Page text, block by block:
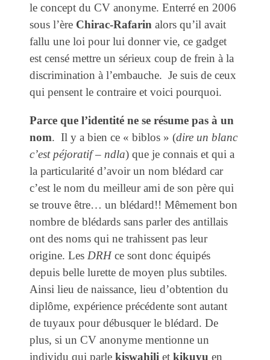
le concept du CV anonyme. Enterré en 2006
sous l’ère Chirac-Rafarin alors qu’il avait
fallu une loi pour lui donner vie, ce gadget
est censé mettre un sérieux coup de frein à la
discrimination à l’embauche. Je suis de ceux
qui pensent le contraire et voici pourquoi.
Parce que l’identité ne se résume pas à un
nom. Il y a bien ce « biblos » (dire un blanc
c’est péjoratif – ndla) que je connais et qui a
la particularité d’avoir un nom blédard car
c’est le nom du meilleur ami de son père qui
se trouve être… un blédard!! Mêmement bon
nombre de blédards sans parler des antillais
ont des noms qui ne trahissent pas leur
origine. Les DRHce sont donc équipés
depuis belle lurette de moyen plus subtiles.
Ainsi lieu de naissance, lieu d’obtention du
diplôme, expérience précédente sont autant
de tuyaux pour débusquer le blédard. De
plus, si un CV anonyme mentionne un
individu qui parle kiswahili et kikuyu en